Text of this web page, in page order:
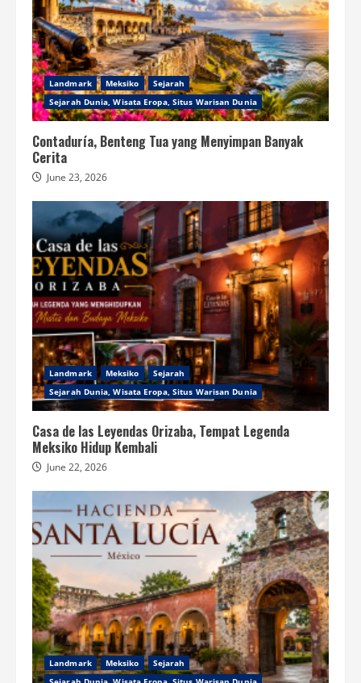
Landmark Meksiko
Sejarah
Sejarah Dunia, Wisata Eropa, Situs Warisan Dunia
Contaduría, Benteng Tua yang Menyimpan Banyak
Cerita
June 23, 2026
Landmark Meksiko
Sejarah
Sejarah Dunia, Wisata Eropa, Situs Warisan Dunia
Casa de las Leyendas Orizaba, Tempat Legenda
Meksiko Hidup Kembali
June 22, 2026
Landmark Meksiko
Sejarah